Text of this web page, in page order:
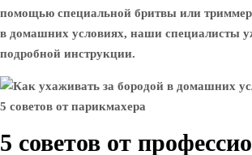
помощью специальной бритвы или
в домашних условиях, наши специалисты
подробной инструкции.
5 советов от